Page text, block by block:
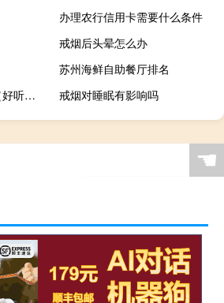
办理农行信用卡需要什么条件
戒烟后头晕怎么办
苏州海鲜自助餐厅排名
问道好听的队伍名字（好听的队伍名称）
戒烟对睡眠有影响吗
☚